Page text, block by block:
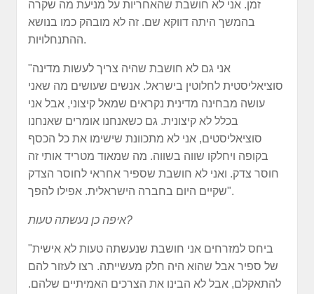
זמן. אני לא חושבת שהאחריות על מניעת מה שקרה
בהמשך היתה דווקא שם. זה לא מובהק כמו בנושא
ההתנחלויות.
"אני גם לא חושבת שהיה צריך לעשות מדינה
סוציאליסטית לחלוטין בישראל. אנשים שעושים מה שאני
עושה מבחינה מדינית נקראים שמאל קיצוני, אבל אני
בכלל לא קיצונית. גם כשאנחנו אומרים שאנחנו
סוציאליסטים, אני לא מתכוונת שישימו את כל הכסף
בקופה ויחלקו שווה בשווה. מה שמאוד מטריד אותי זה
חוסר צדק. ואני לא חושבת שספיר אחראי לחוסר הצדק
שקיים היום בחברה הישראלית. אפילו להפך".
איפה כן נעשתה טעות?
"ביחס למזרחים אני חושבת שנעשתה טעות לא אישית
של ספיר אבל שהוא היה חלק מעשייתה. רצו לעזור להם
להתאקלם, אבל לא הבינו את הצרכים האמיתיים שלהם.